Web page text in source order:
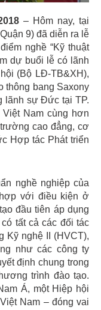
– Hôm nay, tại
9) đã diễn ra lễ
nghề “Kỹ thuật
dự buổi lễ có lãnh
(Bộ LĐ-TB&XH),
thông bang Saxony
lãnh sự Đức tại TP.
Nam cùng hơn
cao đẳng, cơ
Hợp tác Phát triển
nghề nghiệp của
với điều kiện ở
đầu tiên áp dụng
tất cả các đối tác
Kỹ nghệ II (HVCT),
như các công ty
định chung trong
trình đào tạo.
Á, một Hiệp hội
Nam – đóng vai